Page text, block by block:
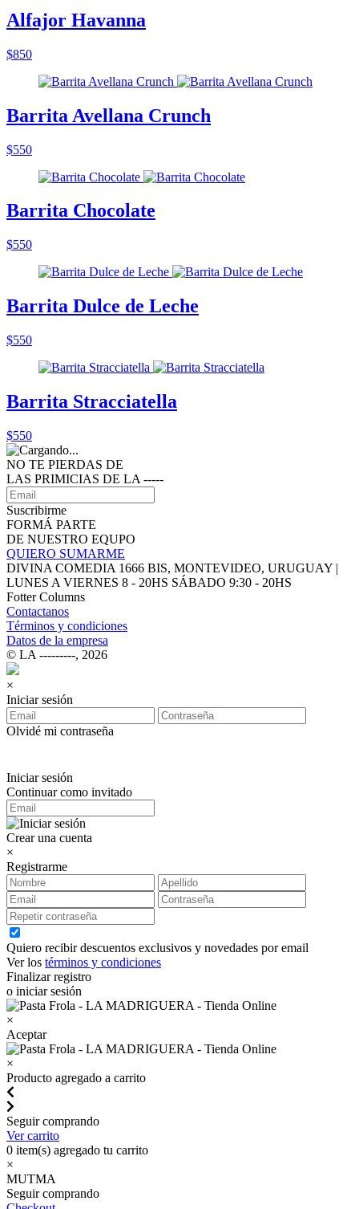
Alfajor Havanna
$850
Barrita Avellana Crunch
$550
Barrita Chocolate
$550
Barrita Dulce de Leche
$550
Barrita Stracciatella
$550
NO TE PIERDAS DE
LAS PRIMICIAS DE LA ‑‑‑‑‑
Suscribirme
FORMÁ PARTE
DE NUESTRO EQUPO
QUIERO SUMARME
DIVINA COMEDIA 1666 BIS, MONTEVIDEO, URUGUAY |
LUNES A VIERNES 8 - 20HS SÁBADO 9:30 - 20HS
Fotter Columns
Contactanos
Términos y condiciones
Datos de la empresa
© LA ‑‑‑‑‑‑‑‑‑, 2026
×
Iniciar sesión
Olvidé mi contraseña
Iniciar sesión
Continuar como invitado
Crear una cuenta
×
Registrarme
Quiero recibir descuentos exclusivos y novedades por email
Ver los términos y condiciones
Finalizar registro
o iniciar sesión
×
Aceptar
×
Producto agregado a carrito
Seguir comprando
Ver carrito
0 item(s) agregado tu carrito
×
MUTMA
Seguir comprando